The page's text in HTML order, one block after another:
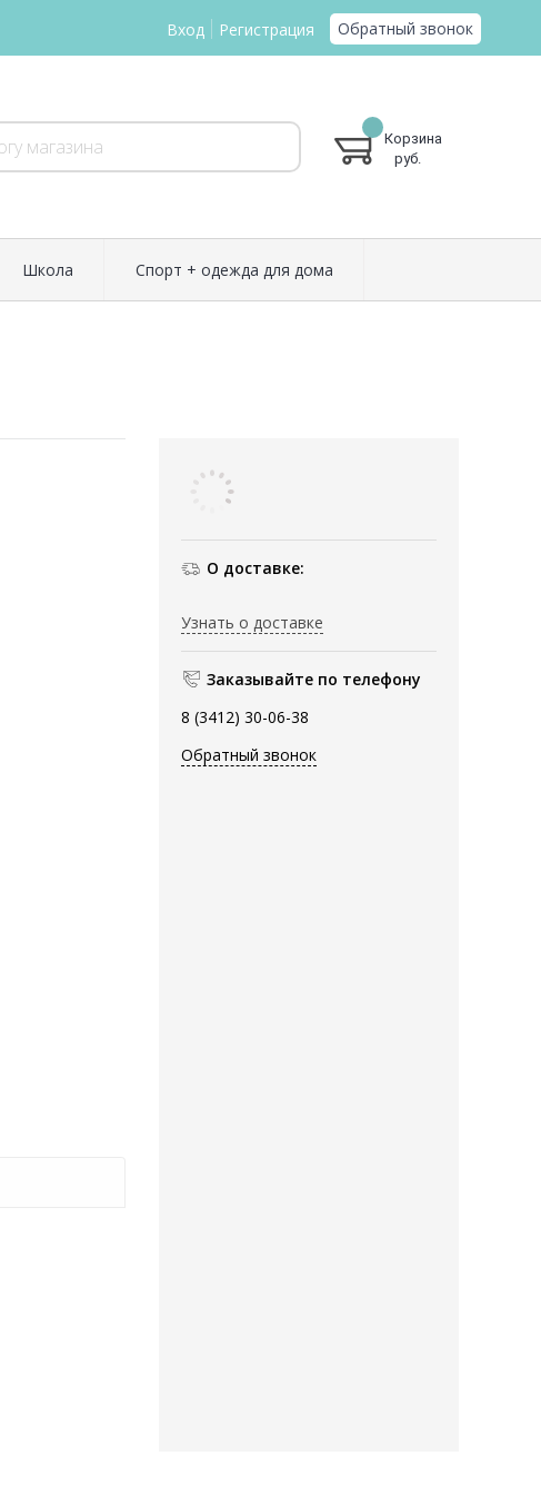
Вход Регистрация Обратный звонок
Корзина
руб.
Школа Спорт + одежда для дома
О доставке:
Узнать о доставке
Заказывайте по телефону
8 (3412) 30-06-38
Обратный звонок